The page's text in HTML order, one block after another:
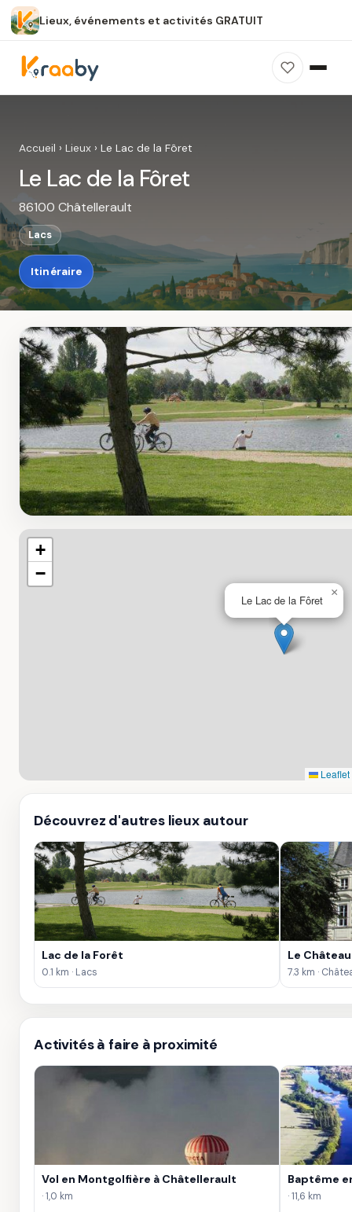
Lieux, événements et activités GRATUIT
spot dans Kraaby.
Accueil › Lieux › Le Lac de la Fôret
Le Lac de la Fôret
86100 Châtellerault
Lacs
Itinéraire
Le Lac de la Fôret
×
+
−
Leaflet
Découvrez d'autres lieux autour
Lac de la Forêt
0.1 km · Lacs
Le
7.3 km ·
Activités à faire à proximité
Vol en Montgolfière à Châtellerault
· 1,0 km
Baptême
· 11,6 km